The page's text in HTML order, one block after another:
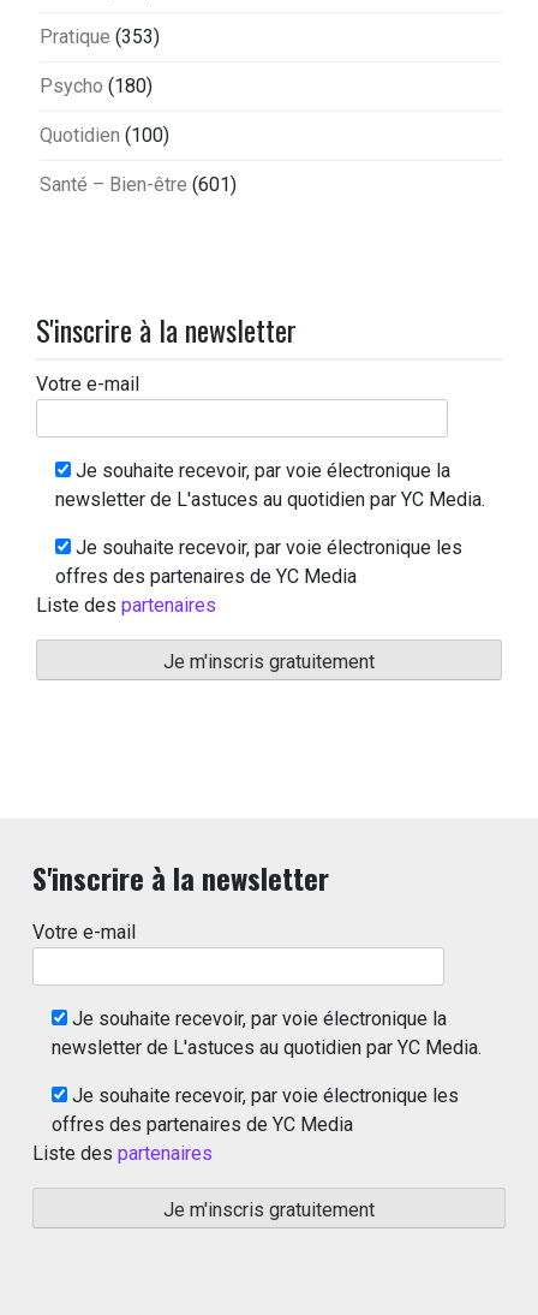
Pratique (353)
Psycho (180)
Quotidien (100)
Santé – Bien-être (601)
S'inscrire à la newsletter
Votre e-mail
Je souhaite recevoir, par voie électronique la
newsletter de L'astuces au quotidien par YC Media.
Je souhaite recevoir, par voie électronique les
offres des partenaires de YC Media
Liste des partenaires
S'inscrire à la newsletter
Votre e-mail
Je souhaite recevoir, par voie électronique la
newsletter de L'astuces au quotidien par YC Media.
Je souhaite recevoir, par voie électronique les
offres des partenaires de YC Media
Liste des partenaires